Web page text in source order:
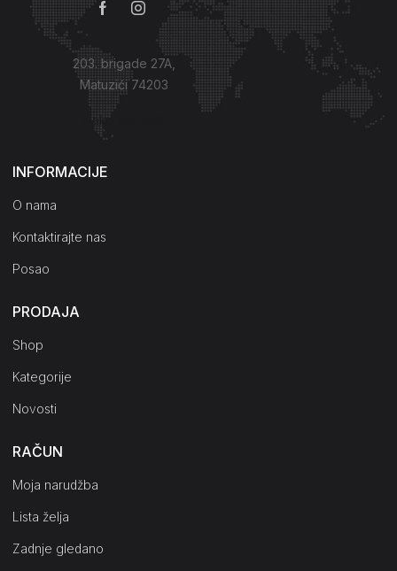
203. brigade 27A,
Matuzići 74203
Kako do nas?
INFORMACIJE
O nama
Kontaktirajte nas
Posao
PRODAJA
Shop
Kategorije
Novosti
RAČUN
Moja narudžba
Lista želja
Zadnje gledano